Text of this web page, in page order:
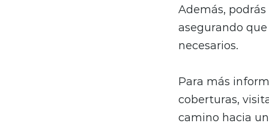
Además,
asegurando
necesarios.
Para más
coberturas,
camino hacia